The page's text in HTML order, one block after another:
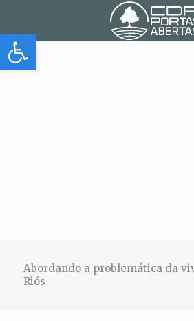
Abrir barra de herramientas
Abordando a problemática da
Riós